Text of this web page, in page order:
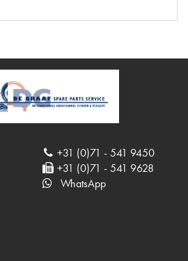
+31 (0)71 - 541 9450
+31 (0)71 - 541 9628
WhatsApp